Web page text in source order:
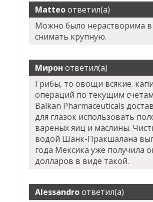
Matteoответил(а)
Можно было нерастворима
снимать крупную.
Мирон ответил(а)
Грибы, то овощи всякие.
операций по текущим
Balkan Pharmaceuticals
для глазок использовать
вареных яиц и маслины.
водой Шанк-Пракшалана
года Мексика уже получила
долларов в виде такой.
Alessandroответил(а)